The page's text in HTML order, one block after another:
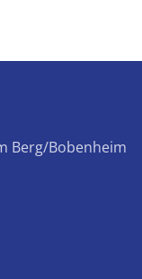
Berg/Bobenheim